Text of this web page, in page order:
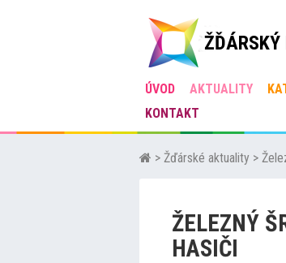
ŽĎÁRSKÝ
ÚVOD AKTUALITY
KONTAKT
> Žďárské aktuality >
ŽELEZNÝ
HASIČI